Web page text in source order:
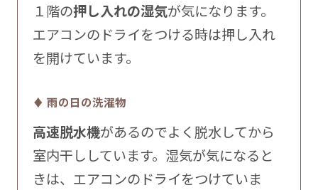
１階の押し入れの湿気が気になります。
エアコンのドライをつける時は押し入れ
を開けています。
♦ 雨の日の洗濯物
高速脱水機があるのでよく脱水してから
室内干ししています。湿気が気になると
きは、エアコンのドライをつけていま